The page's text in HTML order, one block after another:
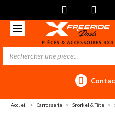
Accueil Carrosserie Snorkel & Tête